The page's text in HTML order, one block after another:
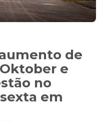
de
e
no
em